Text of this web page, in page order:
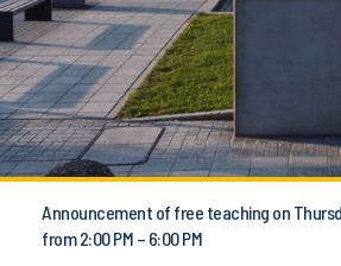
Announcement of free teaching on
from 2:00 PM – 6:00 PM